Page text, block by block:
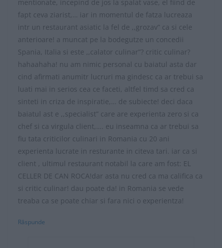
mentionate, incepind de jos la spalat vase, el fiind de
fapt ceva ziarist,… iar in momentul de fatza lucreaza
intr un restaurant asiatic la fel de ,,grozav” ca si cele
anterioare! a muncat pe la bodegutze un concedii
Spania, Italia si este ,,calator culinar”? critic culinar?
hahaahaha! nu am nimic personal cu baiatul asta dar
cind afirmati anumitr lucruri ma gindesc ca ar trebui sa
luati mai in serios cea ce faceti, altfel timd sa cred ca
sinteti in criza de inspiratie,… de subiecte! deci daca
baiatul ast e ,,specialist” care are experienta zero si ca
chef si ca virgula client,…. eu inseamna ca ar trebui sa
fiu tata criticilor culinari in Romania cu 20 ani
experienta lucrate in resturante in citeva tari. iar ca si
client , ultimul restaurant notabil la care am fost: EL
CELLER DE CAN ROCA!dar asta nu cred ca ma califica ca
si critic culinar! dau poate da! in Romania se vede
treaba ca se poate chiar si fara nici o experientza!
Răspunde